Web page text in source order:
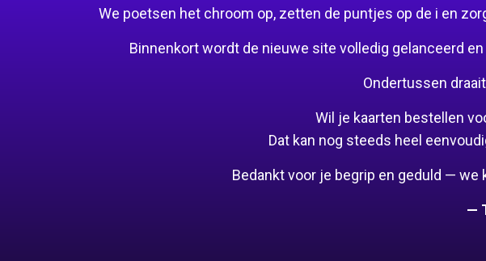
We poetsen het chroom op, zetten de puntjes op de i en
Binnenkort wordt de nieuwe site volledig gelanceerd
Ondertussen
Wil je kaarten bestellen
Dat kan nog steeds heel
Bedankt voor je begrip en geduld —
—